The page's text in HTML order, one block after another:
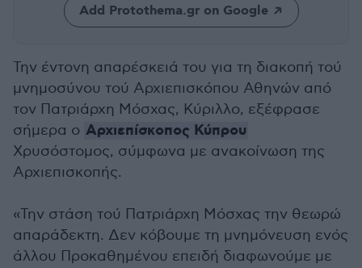
Add Protothema.gr on Google
Την έντονη απαρέσκειά του για τη διακοπή τού
μνημοσύνου τού Αρχιεπισκόπου Αθηνών από
τον Πατριάρχη Μόσχας, Κύριλλο, εξέφρασε
σήμερα ο Αρχιεπίσκοπος Κύπρου
Χρυσόστομος, σύμφωνα με ανακοίνωση της
Αρχιεπισκοπής.
«Την στάση τού Πατριάρχη Μόσχας την θεωρώ
απαράδεκτη. Δεν κόβουμε τη μνημόνευση ενός
άλλου Προκαθημένου επειδή διαφωνούμε με